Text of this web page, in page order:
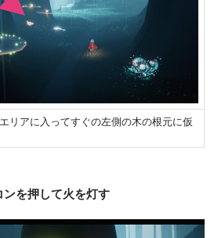
リアに入ってすぐの左側の木の根元に仮
を押して火を灯す